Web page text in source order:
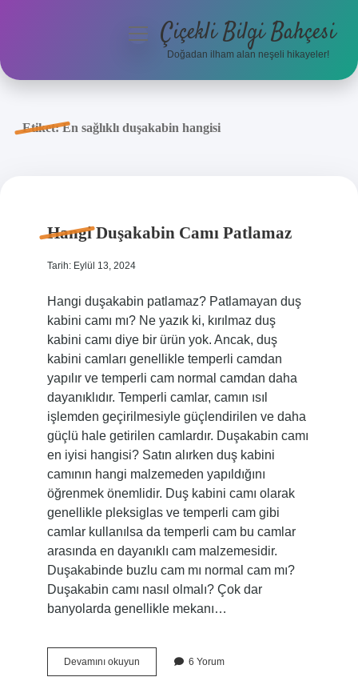
Anasayfa
menüyüÇiçekli Bilgi Bahçesi
Doğadan ilham alan neşeli hikayeler!
Etiket:En sağlıklı duşakabin hangisi
Hangi Duşakabin Camı Patlamaz
Tarih: Eylül 13, 2024
Hangi duşakabin patlamaz? Patlamayan duş
kabini camı mı? Ne yazık ki, kırılmaz duş
kabini camı diye bir ürün yok. Ancak, duş
kabini camları genellikle temperli camdan
yapılır ve temperli cam normal camdan daha
dayanıklıdır. Temperli camlar, camın ısıl
işlemden geçirilmesiyle güçlendirilen ve daha
güçlü hale getirilen camlardır. Duşakabin camı
en iyisi hangisi? Satın alırken duş kabini
camının hangi malzemeden yapıldığını
öğrenmek önemlidir. Duş kabini camı olarak
genellikle pleksiglas ve temperli cam gibi
camlar kullanılsa da temperli cam bu camlar
arasında en dayanıklı cam malzemesidir.
Duşakabinde buzlu cam mı normal cam mı?
Duşakabin camı nasıl olmalı? Çok dar
banyolarda genellikle mekanı…
Devamını okuyunHangi
Duşakabin
6 Yorum